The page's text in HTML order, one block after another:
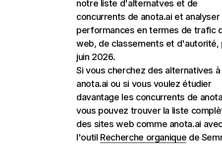
notre liste d'alternatves et de
concurrents de anota.ai et analyser
performances en termes de trafic
web, de classements et d'autorité,
juin 2026.
Si vous cherchez des alternatives à
anota.ai ou si vous voulez étudier
davantage les concurrents de
vous pouvez trouver la liste
des sites web comme anota.ai
l'outil Recherche organique de